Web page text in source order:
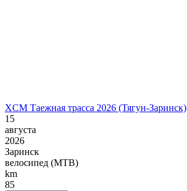
XCM Таежная трасса 2026 (Тягун-Заринск)
15
августа
2026
Заринск
велосипед (MTB)
km
85